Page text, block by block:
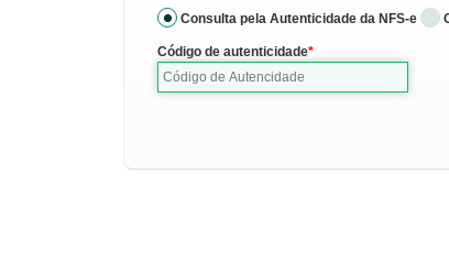
Consulta pela Autenticidade da NFS-e
Código de autenticidade